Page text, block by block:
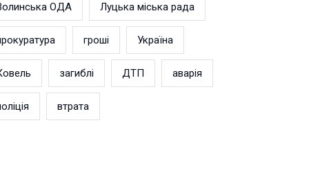
ОДА Луцька міська рада
гроші Україна
загиблі ДТП аварія
втрата